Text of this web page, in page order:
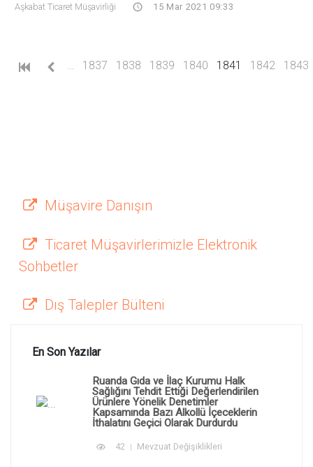
Aşkabat Ticaret Müşavirliği 15 Mar 2021 09:33
1837 1838 1839 1840 1841 (current)
1842 1843
Müşavire Danışın
Ticaret Müşavirlerimizle Elektronik
Sohbetler
Dış Talepler Bülteni
En Son Yazılar
Ruanda Gıda ve İlaç Kurumu Halk
Sağlığını Tehdit Ettiği Değerlendirilen
Ürünlere Yönelik Denetimler
Kapsamında Bazı Alkollü İçeceklerin
İthalatını Geçici Olarak Durdurdu
42 Mevzuat Değişiklikleri